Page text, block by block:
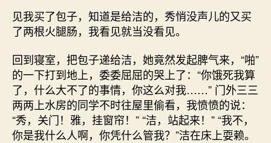
见我买了包子，知道是给洁的，秀悄没声儿的又买
了两根火腿肠，我看见就当没看见。
回到寝室，把包子递给洁，她竟然发起脾气来，“啪”
的一下打到地上，委委屈屈的哭上了：“你饿死我算
了，什么大不了的事情，你这么对我……” 门外三三
两两上水房的同学不时往屋里偷看，我愤愤的说：
“秀，关门！雅，挂窗帘！” “洁，站起来！” “我不，
你是我什么人啊，你凭什么管我？”洁在床上耍赖。